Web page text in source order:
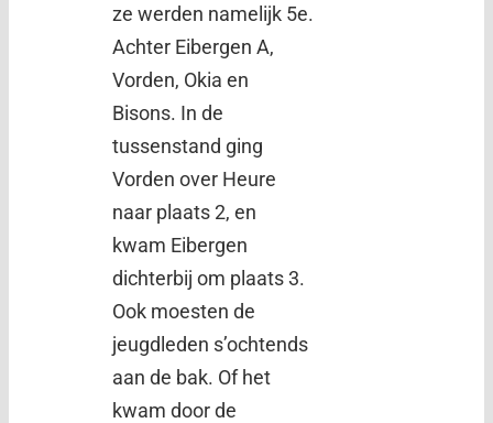
ze werden namelijk 5e.
Achter Eibergen A,
Vorden, Okia en
Bisons. In de
tussenstand ging
Vorden over Heure
naar plaats 2, en
kwam Eibergen
dichterbij om plaats 3.
Ook moesten de
jeugdleden s’ochtends
aan de bak. Of het
kwam door de